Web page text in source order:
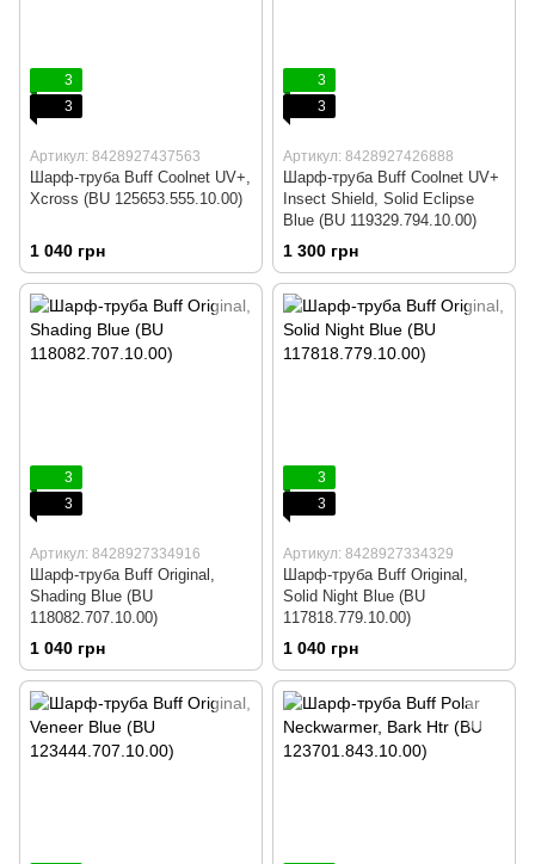
3
3
Артикул: 8428927437563
Шарф-труба Buff Coolnet UV+,
Xcross (BU 125653.555.10.00)
1 040 грн
3
3
Артикул: 8428927426888
Шарф-труба Buff Coolnet UV+
Insect Shield, Solid Eclipse
Blue (BU 119329.794.10.00)
1 300 грн
3
3
Артикул: 8428927334916
Шарф-труба Buff Original,
Shading Blue (BU
118082.707.10.00)
1 040 грн
3
3
Артикул: 8428927334329
Шарф-труба Buff Original,
Solid Night Blue (BU
117818.779.10.00)
1 040 грн